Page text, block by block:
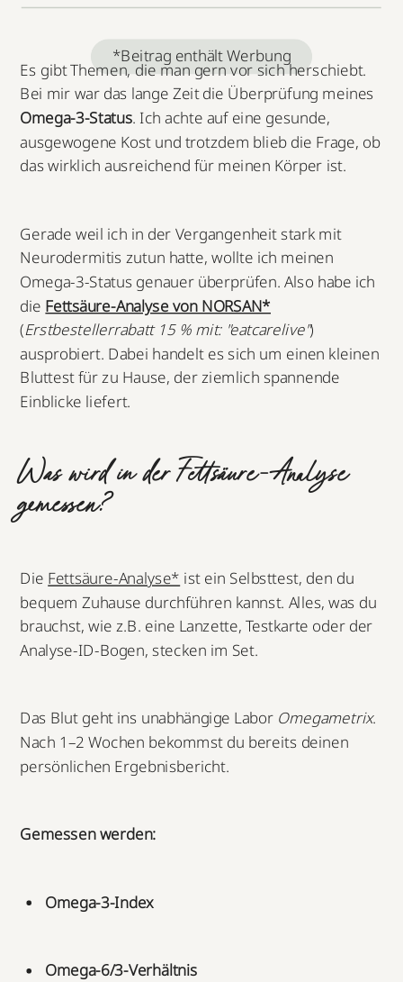
*Beitrag enthält Werbung
Es gibt Themen, die man gern vor sich herschiebt.
Bei mir war das lange Zeit die Überprüfung meines
Omega-3-Status. Ich achte auf eine gesunde,
ausgewogene Kost und trotzdem blieb die Frage, ob
das wirklich ausreichend für meinen Körper ist.
Gerade weil ich in der Vergangenheit stark mit
Neurodermitis zutun hatte, wollte ich meinen
Omega-3-Status genauer überprüfen. Also habe ich
die Fettsäure-Analyse von NORSAN*
(Erstbestellerrabatt 15 % mit: "eatcarelive")
ausprobiert. Dabei handelt es sich um einen kleinen
Bluttest für zu Hause, der ziemlich spannende
Einblicke liefert.
Was wird in der Fettsäure-Analyse
gemessen?
Die Fettsäure-Analyse* ist ein Selbsttest, den du
bequem Zuhause durchführen kannst. Alles, was du
brauchst, wie z.B. eine Lanzette, Testkarte oder der
Analyse-ID-Bogen, stecken im Set.
Das Blut geht ins unabhängige Labor Omegametrix.
Nach 1–2 Wochen bekommst du bereits deinen
persönlichen Ergebnisbericht.
Gemessen werden:
Omega-3-Index
Omega-6/3-Verhältnis